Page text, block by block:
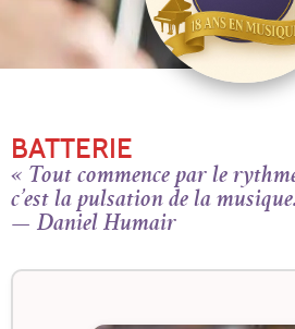
BATTERIE
« Tout commence par le
c’est la pulsation de la
— Daniel Humair